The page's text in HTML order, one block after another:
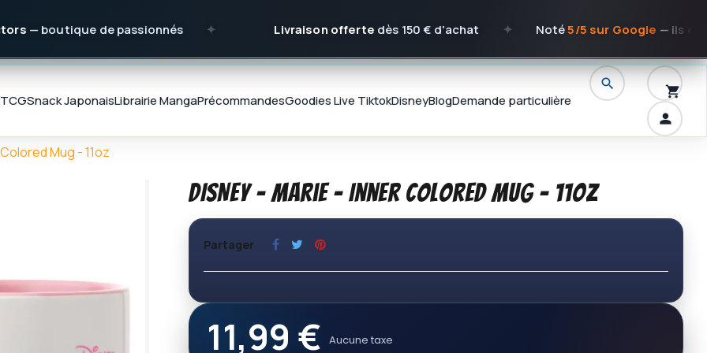
de passionnés ✦ Livraison offerte dès 150 € d'achat ✦ Noté 5/5 sur Google — ils en parlent
TCGSnack JaponaisLibrairie MangaPrécommandesGoodiesLive TiktokDisneyBlogDemande particulière
Mug - 11oz
DISNEY - Marie - Inner Colored Mug - 11oz
Partager
11,99 € Aucune taxe